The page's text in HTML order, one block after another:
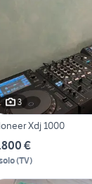
3
Xdj 1000
€
(TV)